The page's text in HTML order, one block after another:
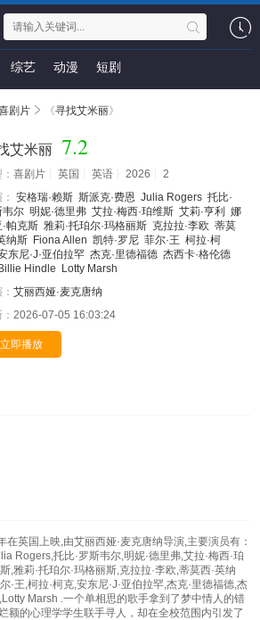
综艺 动漫 短剧
剧片 《寻找艾米丽》
艾米丽 7.2
喜剧片 英国 英语 2026
2
安格瑞·赖斯 斯派克·费恩 Julia Rogers 托比·
韦尔 明妮·德里弗 艾拉·梅西·珀维斯 艾莉·亨利
娜
帕克斯 雅莉·托珀尔·玛格丽斯 克拉拉·李欧 蒂莫
纳斯 Fiona Allen 凯特·罗尼 菲尔·王 柯拉·柯
东尼·J·亚伯拉罕 杰克·里德福德 杰西卡·格伦德
Billie Hindle
Lotty Marsh
艾丽西娅·麦克唐纳
2026-07-05 16:03:24
立即播放
在英国上映,由艾丽西娅·麦克唐纳导演,主要演员有：
Rogers,托比·罗斯韦尔,明妮·德里弗,艾拉·梅西·珀
,雅莉·托珀尔·玛格丽斯,克拉拉·李欧,蒂莫西·英纳
·王,柯拉·柯克,安东尼·J·亚伯拉罕,杰克·里德福德,杰
Marsh .一个单相思的歌手拿到了梦中情人的错
额的心理学学生联手寻人，却在全校范围内引发了